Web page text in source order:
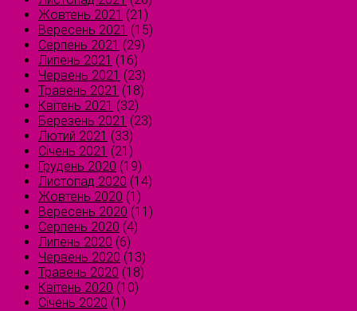
Жовтень 2021 (21)
Вересень 2021 (15)
Серпень 2021 (29)
Липень 2021 (16)
Червень 2021 (23)
Травень 2021 (18)
Квітень 2021 (32)
Березень 2021 (23)
Лютий 2021 (33)
Січень 2021 (21)
Грудень 2020 (19)
Листопад 2020 (14)
Жовтень 2020 (1)
Вересень 2020 (11)
Серпень 2020 (4)
Липень 2020 (6)
Червень 2020 (13)
Травень 2020 (18)
Квітень 2020 (10)
Січень 2020 (1)